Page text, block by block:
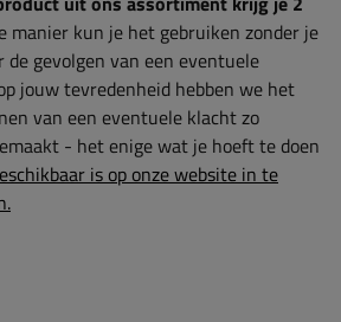
manier kun je het gebruiken zonder je
gevolgen van een eventuele
jouw tevredenheid hebben we het
van een eventuele klacht zo
- het enige wat je hoeft te doen
is op onze website in te